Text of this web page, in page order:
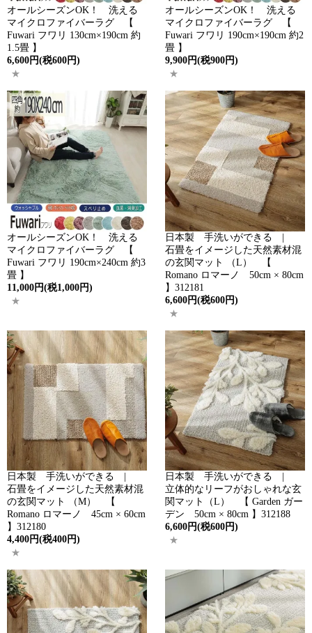
オールシーズンOK！ 洗える
マイクロファイバーラグ 【
Fuwari フワリ 130cm×190cm 約
1.5畳 】
6,600円(税600円)
オールシーズンOK！ 洗える
マイクロファイバーラグ 【
Fuwari フワリ 190cm×190cm 約2
畳 】
9,900円(税900円)
オールシーズンOK！ 洗える
マイクロファイバーラグ 【
Fuwari フワリ 190cm×240cm 約3
畳 】
11,000円(税1,000円)
日本製 手洗いができる |
石畳をイメージした天然素材混
の玄関マット （L） 【
Romano ロマーノ 50cm × 80cm
】312181
6,600円(税600円)
日本製 手洗いができる |
石畳をイメージした天然素材混
の玄関マット （M） 【
Romano ロマーノ 45cm × 60cm
】312180
4,400円(税400円)
日本製 手洗いができる |
立体的なリーフがおしゃれな玄
関マット（L） 【 Garden ガー
デン 50cm × 80cm 】312188
6,600円(税600円)